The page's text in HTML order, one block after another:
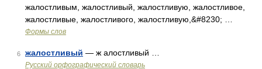
жалостливым, жалостливый, жалостливую, жалостливое,
жалостливые, жалостливого, жалостливую,&#8230; …
Формы слов
6 жалостливый — ж алостливый …
Русский орфографический словарь